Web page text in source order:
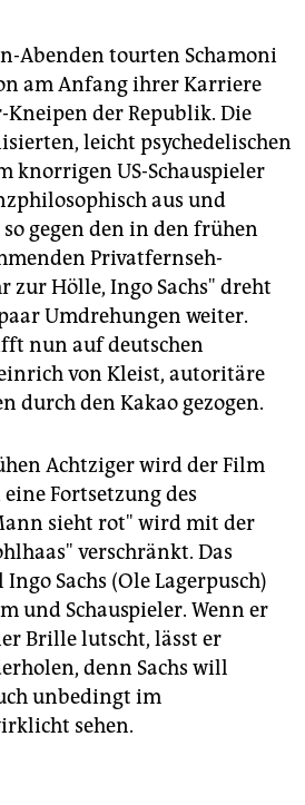
Abenden tourten Schamoni
am Anfang ihrer Karriere
der Republik. Die
leicht psychedelischen
knorrigen US-Schauspieler
aus und
gegen den in den frühen
Privatfernseh-
zur Hölle, Ingo Sachs" dreht
Umdrehungen weiter.
nun auf deutschen
von Kleist, autoritäre
durch den Kakao gezogen.
Achtziger wird der Film
Fortsetzung des
sieht rot" wird mit der
verschränkt. Das
Ingo Sachs (Ole Lagerpusch)
und Schauspieler. Wenn er
Brille lutscht, lässt er
denn Sachs will
unbedingt im
sehen.